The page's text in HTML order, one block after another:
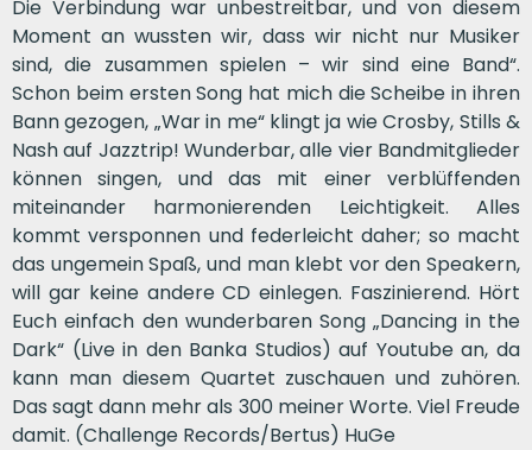
Die Verbindung war unbestreitbar, und von diesem
Moment an wussten wir, dass wir nicht nur Musiker
sind, die zusammen spielen – wir sind eine Band“.
Schon beim ersten Song hat mich die Scheibe in ihren
Bann gezogen, „War in me“ klingt ja wie Crosby, Stills &
Nash auf Jazztrip! Wunderbar, alle vier Bandmitglieder
können singen, und das mit einer verblüffenden
miteinander harmonierenden Leichtigkeit. Alles
kommt versponnen und federleicht daher; so macht
das ungemein Spaß, und man klebt vor den Speakern,
will gar keine andere CD einlegen. Faszinierend. Hört
Euch einfach den wunderbaren Song „Dancing in the
Dark“ (Live in den Banka Studios) auf Youtube an, da
kann man diesem Quartet zuschauen und zuhören.
Das sagt dann mehr als 300 meiner Worte. Viel Freude
damit. (Challenge Records/Bertus) HuGe